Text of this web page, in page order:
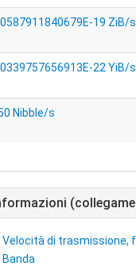
19 ZiB/s
22 YiB/s
Nibble/s
Velocità di
Banda